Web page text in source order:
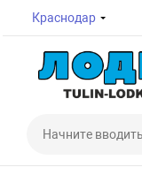
Краснодар